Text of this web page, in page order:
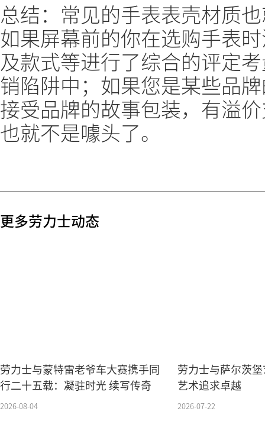
总结：常见的手表表壳材质
如果屏幕前的你在选购手表
及款式等进行了综合的评定
销陷阱中；如果您是某些品
接受品牌的故事包装，有溢
也就不是噱头了。
更多劳力士动态
劳力士与蒙特雷老爷车大赛携手同
行二十五载：凝驻时光 续写传奇
2026-08-04
劳力士与萨尔茨
艺术追求卓越
2026-07-22